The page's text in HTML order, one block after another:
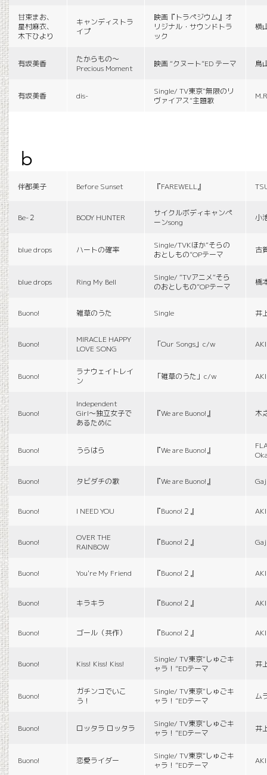
甘束まお、
星村麻衣、
木下ひより
キャンディストラ
イプ
映画『トラペジウム』オ
リジナル・サウンドトラ
ック
横
有坂美香
たからもの〜
Precious Moment
映画 “クヌート”ED テーマ 鳥
有坂美香 dis-
Single/ TV東京“無限のリ
ヴァイアス”主題歌
b
伴都美子 Before Sunset 『FAREWELL』
Be-２ BODY HUNTER
サイクルボディキャンペ
ーンsong
小
blue drops ハートの確率
Single/TVKほか“そらの
おとしもの”OPテーマ
古
blue drops Ring My Bell
Single/ “TVアニメ“そら
のおとしもの”OPテーマ
橋
Buono! 雑草のうた Single 井
Buono!
MIRACLE HAPPY
LOVE SONG
「Our Songs」c/w
Buono!
ラナウェイトレイ
ン
「雑草のうた」c/w
Buono!
Independent
Girl〜独立女子で
あるために
『We are Buono!』 木
Buono! うらはら 『We are Buono!』
Buono! タビダチの歌 『We are Buono!』
Buono! I NEED YOU 『Buono!２』
Buono!
OVER THE
RAINBOW
『Buono!２』
Buono! You're My Friend 『Buono!２』
Buono! キラキラ 『Buono!２』
Buono! ゴール（共作） 『Buono!２』
Buono! Kiss! Kiss! Kiss!
Single/ TV東京“しゅごキ
ャラ！”EDテーマ
井
Buono!
ガチンコでいこ
う！
Single/ TV東京“しゅごキ
ャラ！”EDテーマ
ム
Buono! ロッタラ ロッタラ
Single/ TV東京“しゅごキ
ャラ！”EDテーマ
井
Buono! 恋愛ライダー
Single/ TV東京“しゅごキ
ャラ！”EDテーマ